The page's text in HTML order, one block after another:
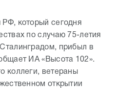
РФ, который сегодня
по случаю 75-летия
прибыл в
ИА «Высота 102».
коллеги, ветераны
открытии